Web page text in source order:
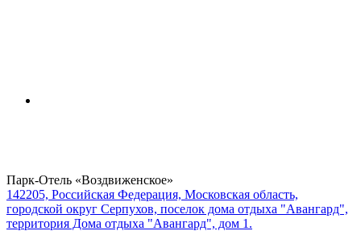
Парк-Отель «Воздвиженское»
142205, Российская Федерация, Московская область,
городской округ Серпухов, поселок дома отдыха "Авангард",
территория Дома отдыха "Авангард", дом 1.